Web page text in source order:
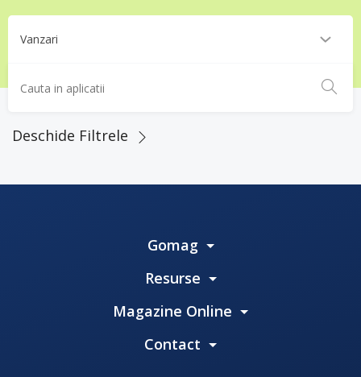
Deschide Filtrele
Gomag
Resurse
Magazine Online
Contact